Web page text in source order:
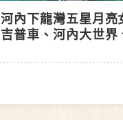
河內下龍灣五星月亮
吉普車、河內大世界